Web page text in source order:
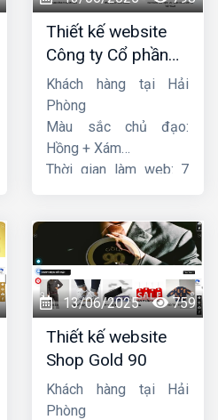
Thiết kế website
Công ty Cổ phần
dịch vụ hàng hải
Sen
Khách hàng tại Hải
Phòng
Màu sắc chủ đạo:
Hồng + Xám
Thời gian làm web: 7
13/06/2025 759
Thiết kế website
Shop Gold 90
Khách hàng tại Hải
Phòng